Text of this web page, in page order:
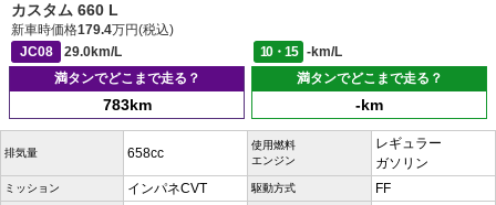
カスタム 660 L
新車時価格179.4万円(税込)
JC08
29.0km/L 10・15
-km/L
満タンでどこまで走る？
783km
満タンでどこまで走る？
-km
排気量 658cc
使用燃料
エンジン
レギュラー
ガソリン
ミッション インパネCVT 駆動方式 FF